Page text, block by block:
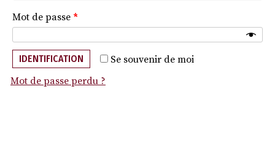
Mot de passe *
Se souvenir de moi
IDENTIFICATION
Mot de passe perdu ?